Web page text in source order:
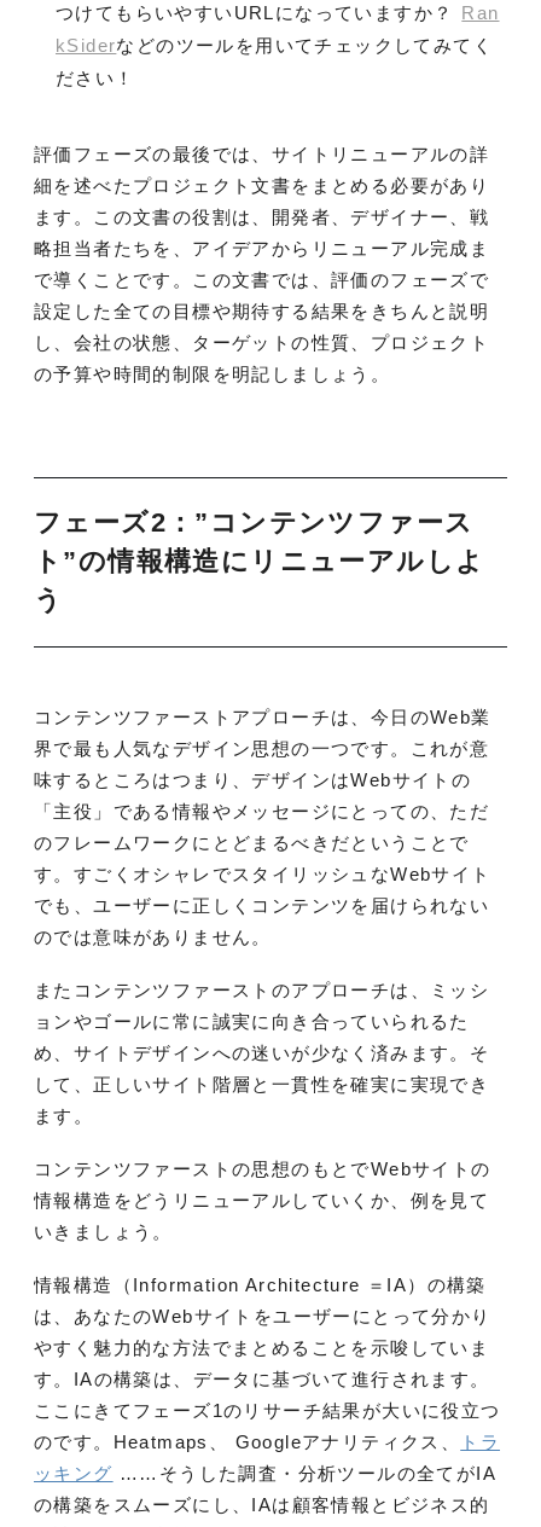
つけてもらいやすいURLになっていますか？
Ran
kSiderなどのツールを用いてチェックしてみてく
ださい！
評価フェーズの最後では、サイトリニューアルの詳
細を述べたプロジェクト文書をまとめる必要があり
ます。この文書の役割は、開発者、デザイナー、戦
略担当者たちを、アイデアからリニューアル完成ま
で導くことです。この文書では、評価のフェーズで
設定した全ての目標や期待する結果をきちんと説明
し、会社の状態、ターゲットの性質、プロジェクト
の予算や時間的制限を明記しましょう。
フェーズ2：”コンテンツファース
ト”の情報構造にリニューアルしよ
う
コンテンツファーストアプローチは、今日のWeb業
界で最も人気なデザイン思想の一つです。これが意
味するところはつまり、デザインはWebサイトの
「主役」である情報やメッセージにとっての、ただ
のフレームワークにとどまるべきだということで
す。すごくオシャレでスタイリッシュなWebサイト
でも、ユーザーに正しくコンテンツを届けられない
のでは意味がありません。
またコンテンツファーストのアプローチは、ミッシ
ョンやゴールに常に誠実に向き合っていられるた
め、サイトデザインへの迷いが少なく済みます。そ
して、正しいサイト階層と一貫性を確実に実現でき
ます。
コンテンツファーストの思想のもとでWebサイトの
情報構造をどうリニューアルしていくか、例を見て
いきましょう。
情報構造（Information Architecture ＝IA）の構築
は、あなたのWebサイトをユーザーにとって分かり
やすく魅力的な方法でまとめることを示唆していま
す。IAの構築は、データに基づいて進行されます。
ここにきてフェーズ1のリサーチ結果が大いに役立つ
のです。Heatmaps、 Googleアナリティクス、
トラ
ッキング ……そうした調査・分析ツールの全てがIA
の構築をスムーズにし、IAは顧客情報とビジネス的